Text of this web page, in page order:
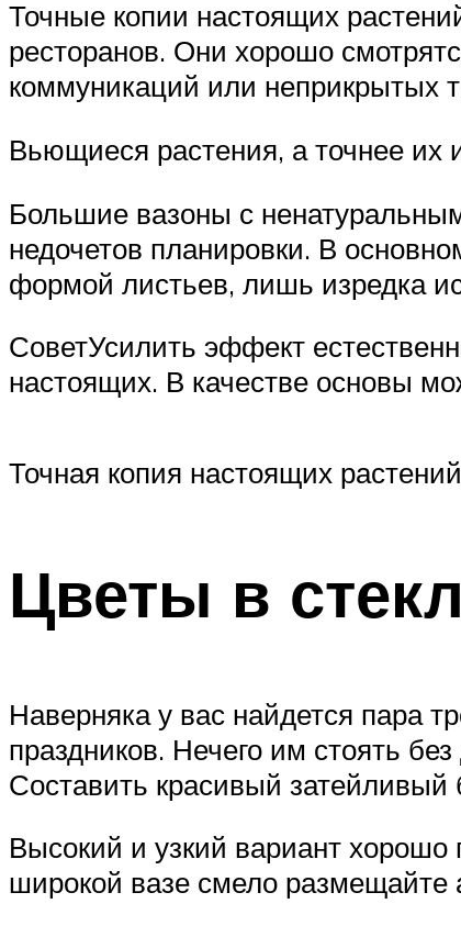
Точные копии настоящих
ресторанов. Они хорошо
коммуникаций или неприкрытых
Вьющиеся растения, а точнее их
Большие вазоны с
недочетов планировки. В
формой листьев, лишь изредка
СоветУсилить эффект
настоящих. В качестве основы
Точная копия настоящих растений
Цветы в
Наверняка у вас найдется пара
праздников. Нечего им стоять
Составить красивый затейливый
Высокий и узкий вариант хорошо
широкой вазе смело размещайте